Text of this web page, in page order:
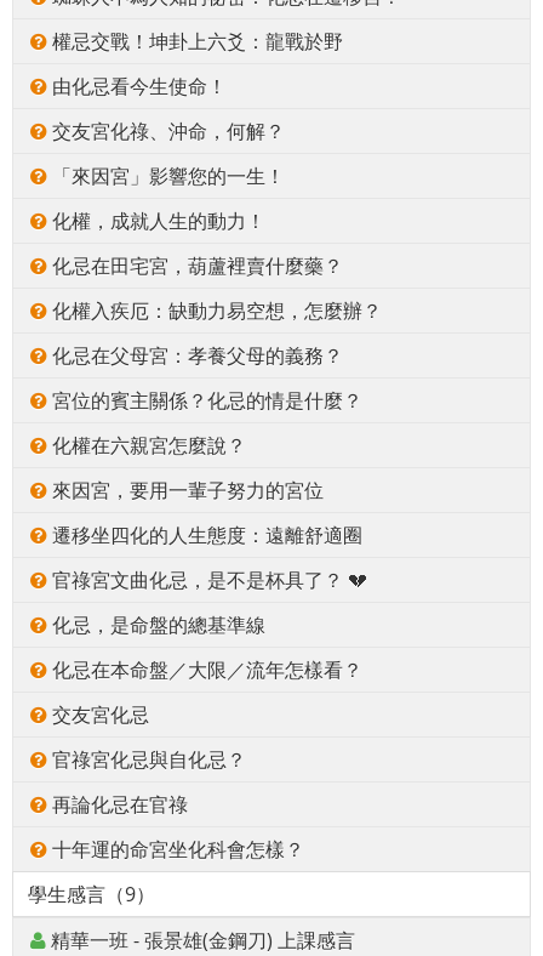
權忌交戰！坤卦上六爻：龍戰於野
由化忌看今生使命！
交友宮化祿、沖命，何解？
「來因宮」影響您的一生！
化權，成就人生的動力！
化忌在田宅宮，葫蘆裡賣什麼藥？
化權入疾厄：缺動力易空想，怎麼辦？
化忌在父母宮：孝養父母的義務？
宮位的賓主關係？化忌的情是什麼？
化權在六親宮怎麼說？
來因宮，要用一輩子努力的宮位
遷移坐四化的人生態度：遠離舒適圈
官祿宮文曲化忌，是不是杯具了？ 💔
化忌，是命盤的總基準線
化忌在本命盤／大限／流年怎樣看？
交友宮化忌
官祿宮化忌與自化忌？
再論化忌在官祿
十年運的命宮坐化科會怎樣？
學生感言（9）
精華一班 - 張景雄(金鋼刀) 上課感言